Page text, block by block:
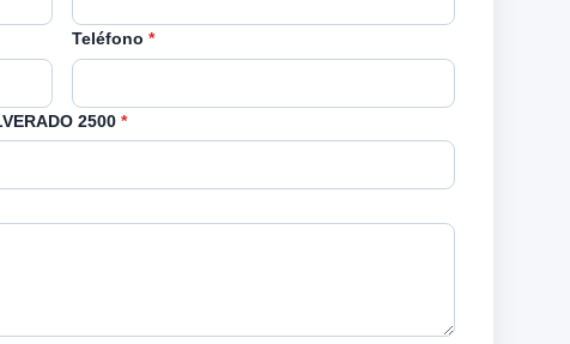
Teléfono *
2500 *